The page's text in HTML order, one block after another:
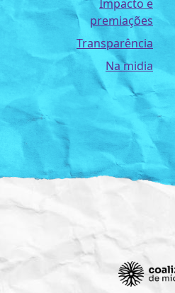
Impacto e
premiações
Transparência
Na midia